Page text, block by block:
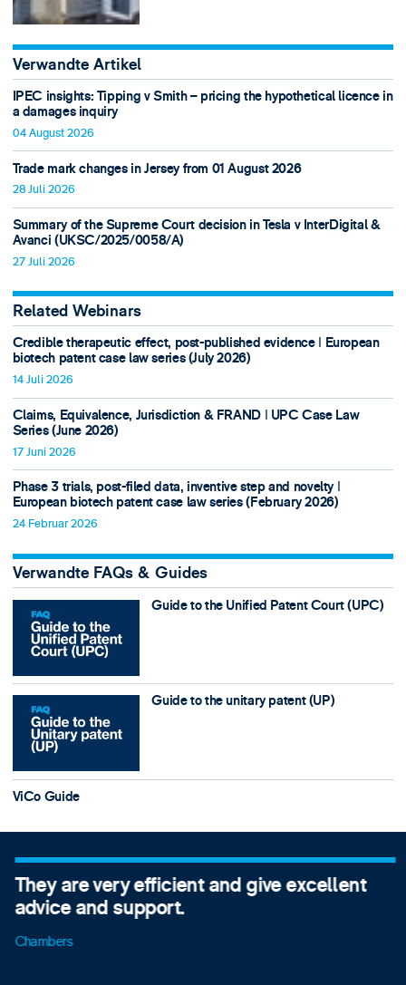
Verwandte Artikel
IPEC insights: Tipping v Smith – pricing the hypothetical licence in
a damages inquiry
04 August 2026
Trade mark changes in Jersey from 01 August 2026
28 Juli 2026
Summary of the Supreme Court decision in Tesla v InterDigital &
Avanci (UKSC/2025/0058/A)
27 Juli 2026
Related Webinars
Credible therapeutic effect, post-published evidence ǀ European
biotech patent case law series (July 2026)
14 Juli 2026
Claims, Equivalence, Jurisdiction & FRAND ǀ UPC Case Law
Series (June 2026)
17 Juni 2026
Phase 3 trials, post-filed data, inventive step and novelty ǀ
European biotech patent case law series (February 2026)
24 Februar 2026
Verwandte FAQs & Guides
Guide to the Unified Patent Court (UPC)
Guide to the unitary patent (UP)
ViCo Guide
They are very efficient and give excellent
advice and support.
Chambers